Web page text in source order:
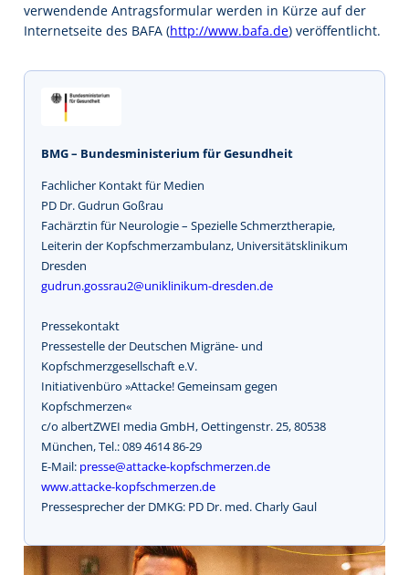
verwendende Antragsformular werden in Kürze auf der
Internetseite des BAFA (http://www.bafa.de) veröffentlicht.
BMG – Bundesministerium für Gesundheit
Fachlicher Kontakt für Medien
PD Dr. Gudrun Goßrau
Fachärztin für Neurologie – Spezielle Schmerztherapie,
Leiterin der Kopfschmerzambulanz, Universitätsklinikum
Dresden
gudrun.gossrau2@uniklinikum-dresden.de
Pressekontakt
Pressestelle der Deutschen Migräne- und
Kopfschmerzgesellschaft e.V.
Initiativenbüro »Attacke! Gemeinsam gegen
Kopfschmerzen«
c/o albertZWEI media GmbH, Oettingenstr. 25, 80538
München, Tel.: 089 4614 86-29
E-Mail: presse@attacke-kopfschmerzen.de
www.attacke-kopfschmerzen.de
Pressesprecher der DMKG: PD Dr. med. Charly Gaul